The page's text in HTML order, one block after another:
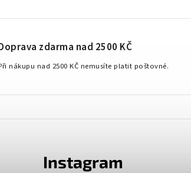
zdarma nad 2500 KČ
nákupu nad 2500 KČ nemusíte platit poštovné.
Instagram